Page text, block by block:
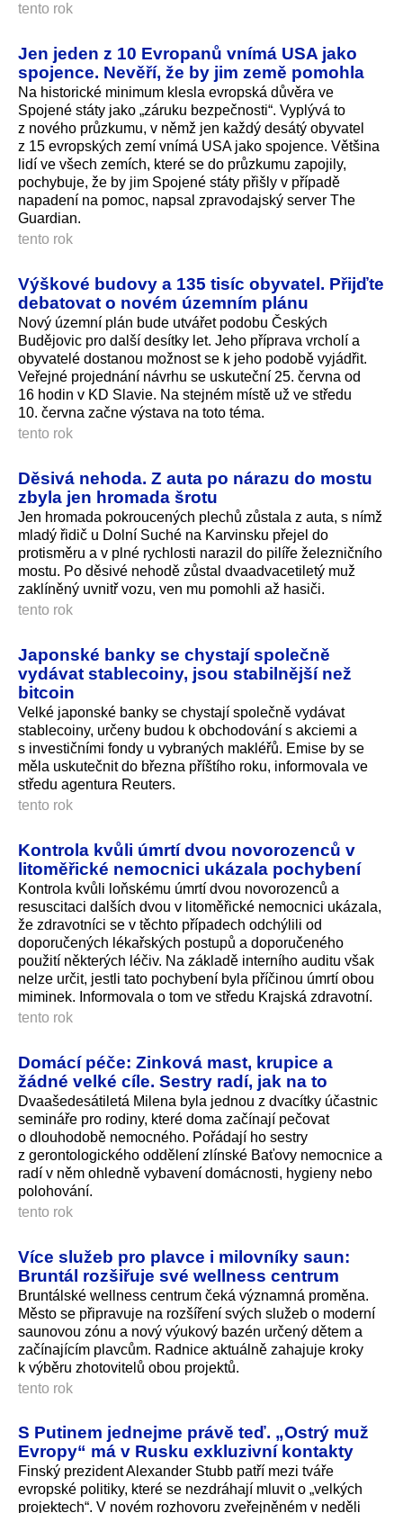
tento rok
Jen jeden z 10 Evropanů vnímá USA jako
spojence. Nevěří, že by jim země pomohla
Na historické minimum klesla evropská důvěra ve
Spojené státy jako „záruku bezpečnosti“. Vyplývá to
z nového průzkumu, v němž jen každý desátý obyvatel
z 15 evropských zemí vnímá USA jako spojence. Většina
lidí ve všech zemích, které se do průzkumu zapojily,
pochybuje, že by jim Spojené státy přišly v případě
napadení na pomoc, napsal zpravodajský server The
Guardian.
tento rok
Výškové budovy a 135 tisíc obyvatel. Přijďte
debatovat o novém územním plánu
Nový územní plán bude utvářet podobu Českých
Budějovic pro další desítky let. Jeho příprava vrcholí a
obyvatelé dostanou možnost se k jeho podobě vyjádřit.
Veřejné projednání návrhu se uskuteční 25. června od
16 hodin v KD Slavie. Na stejném místě už ve středu
10. června začne výstava na toto téma.
tento rok
Děsivá nehoda. Z auta po nárazu do mostu
zbyla jen hromada šrotu
Jen hromada pokroucených plechů zůstala z auta, s nímž
mladý řidič u Dolní Suché na Karvinsku přejel do
protisměru a v plné rychlosti narazil do pilíře železničního
mostu. Po děsivé nehodě zůstal dvaadvacetiletý muž
zaklíněný uvnitř vozu, ven mu pomohli až hasiči.
tento rok
Japonské banky se chystají společně
vydávat stablecoiny, jsou stabilnější než
bitcoin
Velké japonské banky se chystají společně vydávat
stablecoiny, určeny budou k obchodování s akciemi a
s investičními fondy u vybraných makléřů. Emise by se
měla uskutečnit do března příštího roku, informovala ve
středu agentura Reuters.
tento rok
Kontrola kvůli úmrtí dvou novorozenců v
litoměřické nemocnici ukázala pochybení
Kontrola kvůli loňskému úmrtí dvou novorozenců a
resuscitaci dalších dvou v litoměřické nemocnici ukázala,
že zdravotníci se v těchto případech odchýlili od
doporučených lékařských postupů a doporučeného
použití některých léčiv. Na základě interního auditu však
nelze určit, jestli tato pochybení byla příčinou úmrtí obou
miminek. Informovala o tom ve středu Krajská zdravotní.
tento rok
Domácí péče: Zinková mast, krupice a
žádné velké cíle. Sestry radí, jak na to
Dvaašedesátiletá Milena byla jednou z dvacítky účastnic
semináře pro rodiny, které doma začínají pečovat
o dlouhodobě nemocného. Pořádají ho sestry
z gerontologického oddělení zlínské Baťovy nemocnice a
radí v něm ohledně vybavení domácnosti, hygieny nebo
polohování.
tento rok
Více služeb pro plavce i milovníky saun:
Bruntál rozšiřuje své wellness centrum
Bruntálské wellness centrum čeká významná proměna.
Město se připravuje na rozšíření svých služeb o moderní
saunovou zónu a nový výukový bazén určený dětem a
začínajícím plavcům. Radnice aktuálně zahajuje kroky
k výběru zhotovitelů obou projektů.
tento rok
S Putinem jednejme právě teď. „Ostrý muž
Evropy“ má v Rusku exkluzivní kontakty
Finský prezident Alexander Stubb patří mezi tváře
evropské politiky, které se nezdráhají mluvit o „velkých
projektech“. V novém rozhovoru zveřejněném v neděli